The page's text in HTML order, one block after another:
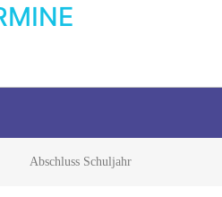
Abschluss Schuljahr